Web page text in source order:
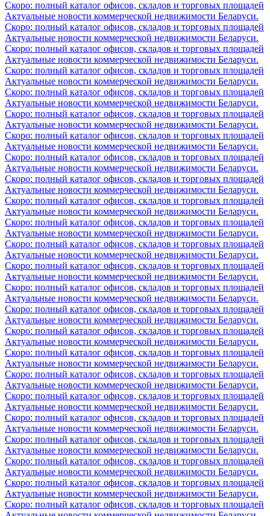
Скоро: полный каталог офисов, складов и торговых площадей
Актуальные новости коммерческой недвижимости Беларуси.
Скоро: полный каталог офисов, складов и торговых площадей
Актуальные новости коммерческой недвижимости Беларуси.
Скоро: полный каталог офисов, складов и торговых площадей
Актуальные новости коммерческой недвижимости Беларуси.
Скоро: полный каталог офисов, складов и торговых площадей
Актуальные новости коммерческой недвижимости Беларуси.
Скоро: полный каталог офисов, складов и торговых площадей
Актуальные новости коммерческой недвижимости Беларуси.
Скоро: полный каталог офисов, складов и торговых площадей
Актуальные новости коммерческой недвижимости Беларуси.
Скоро: полный каталог офисов, складов и торговых площадей
Актуальные новости коммерческой недвижимости Беларуси.
Скоро: полный каталог офисов, складов и торговых площадей
Актуальные новости коммерческой недвижимости Беларуси.
Скоро: полный каталог офисов, складов и торговых площадей
Актуальные новости коммерческой недвижимости Беларуси.
Скоро: полный каталог офисов, складов и торговых площадей
Актуальные новости коммерческой недвижимости Беларуси.
Скоро: полный каталог офисов, складов и торговых площадей
Актуальные новости коммерческой недвижимости Беларуси.
Скоро: полный каталог офисов, складов и торговых площадей
Актуальные новости коммерческой недвижимости Беларуси.
Скоро: полный каталог офисов, складов и торговых площадей
Актуальные новости коммерческой недвижимости Беларуси.
Скоро: полный каталог офисов, складов и торговых площадей
Актуальные новости коммерческой недвижимости Беларуси.
Скоро: полный каталог офисов, складов и торговых площадей
Актуальные новости коммерческой недвижимости Беларуси.
Скоро: полный каталог офисов, складов и торговых площадей
Актуальные новости коммерческой недвижимости Беларуси.
Скоро: полный каталог офисов, складов и торговых площадей
Актуальные новости коммерческой недвижимости Беларуси.
Скоро: полный каталог офисов, складов и торговых площадей
Актуальные новости коммерческой недвижимости Беларуси.
Скоро: полный каталог офисов, складов и торговых площадей
Актуальные новости коммерческой недвижимости Беларуси.
Скоро: полный каталог офисов, складов и торговых площадей
Актуальные новости коммерческой недвижимости Беларуси.
Скоро: полный каталог офисов, складов и торговых площадей
Актуальные новости коммерческой недвижимости Беларуси.
Скоро: полный каталог офисов, складов и торговых площадей
Актуальные новости коммерческой недвижимости Беларуси.
Скоро: полный каталог офисов, складов и торговых площадей
Актуальные новости коммерческой недвижимости Беларуси.
Скоро: полный каталог офисов, складов и торговых площадей